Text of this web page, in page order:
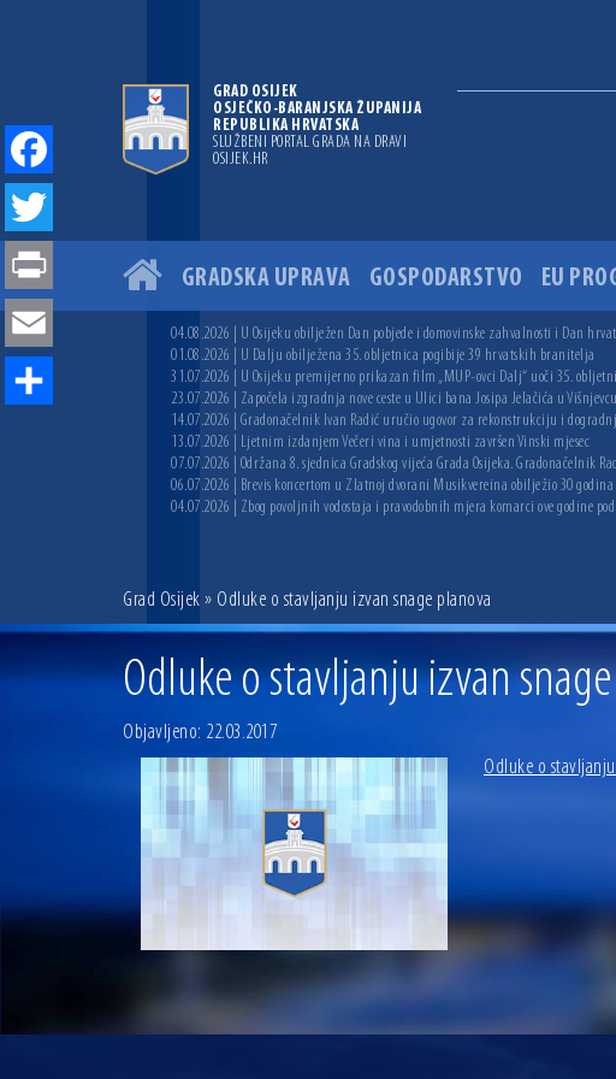
GRAD OSIJEK
OSJEČKO-BARANJSKA ŽUPANIJA
REPUBLIKA HRVATSKA
SLUŽBENI PORTAL GRADA NA DRAVI
OSIJEK.HR
GRADSKA UPRAVA GOSPODARSTVO EU
04.08.2026 | U Osijeku obilježen Dan pobjede i domovinske zahvalnosti i Dan
01.08.2026 | U Dalju obilježena 35. obljetnica pogibije 39 hrvatskih branitelja
31.07.2026 | U Osijeku premijerno prikazan film „MUP-ovci Dalj“ uoči 35.
23.07.2026 | Započela izgradnja nove ceste u Ulici bana Josipa Jelačića u
14.07.2026 | Gradonačelnik Ivan Radić uručio ugovor za rekonstrukciju i
13.07.2026 | Ljetnim izdanjem Večeri vina i umjetnosti završen Vinski mjesec
07.07.2026 | Održana 8. sjednica Gradskog vijeća Grada Osijeka. Gradonačelnik
06.07.2026 | Brevis koncertom u Zlatnoj dvorani Musikvereina obilježio 30
04.07.2026 | Zbog povoljnih vodostaja i pravodobnih mjera komarci ove godine
Grad Osijek » Odluke o stavljanju izvan snage planova
Odluke o stavljanju izvan
Objavljeno: 22.03.2017
Odluke o
Facebook
Twitter
Print
Email